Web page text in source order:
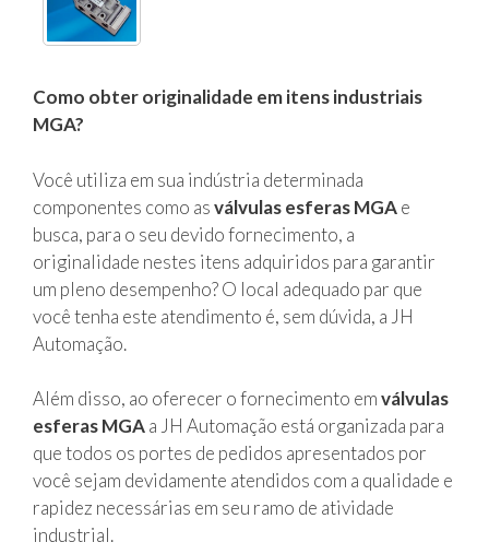
Como obter originalidade em itens industriais
MGA?
Você utiliza em sua indústria determinada
componentes como asválvulas esferas MGAe
busca, para o seu devido fornecimento, a
originalidade nestes itens adquiridos para garantir
um pleno desempenho? O local adequado par que
você tenha este atendimento é, sem dúvida, a JH
Automação.
Além disso, ao oferecer o fornecimento emválvulas
esferas MGAa JH Automação está organizada para
que todos os portes de pedidos apresentados por
você sejam devidamente atendidos com a qualidade e
rapidez necessárias em seu ramo de atividade
industrial.